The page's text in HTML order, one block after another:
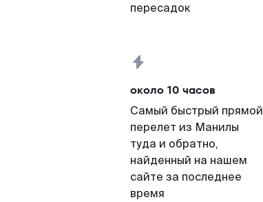
пересадок
около 10 часов
Самый быстрый прямой
перелет из Манилы
туда и обратно,
найденный на нашем
сайте за последнее
время